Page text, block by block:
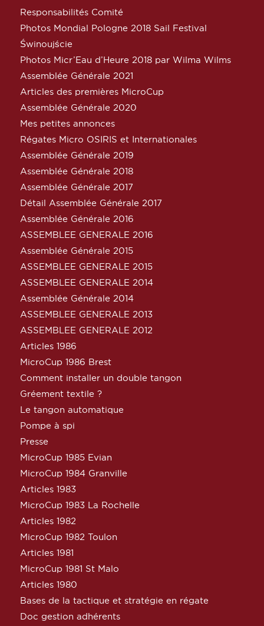
Responsabilités Comité
Photos Mondial Pologne 2018 Sail Festival
Świnoujście
Photos Micr’Eau d’Heure 2018 par Wilma Wilms
Assemblée Générale 2021
Articles des premières MicroCup
Assemblée Générale 2020
Mes petites annonces
Régates Micro OSIRIS et Internationales
Assemblée Générale 2019
Assemblée Générale 2018
Assemblée Générale 2017
Détail Assemblée Générale 2017
Assemblée Générale 2016
ASSEMBLEE GENERALE 2016
Assemblée Générale 2015
ASSEMBLEE GENERALE 2015
ASSEMBLEE GENERALE 2014
Assemblée Générale 2014
ASSEMBLEE GENERALE 2013
ASSEMBLEE GENERALE 2012
Articles 1986
MicroCup 1986 Brest
Comment installer un double tangon
Gréement textile ?
Le tangon automatique
Pompe à spi
Presse
MicroCup 1985 Evian
MicroCup 1984 Granville
Articles 1983
MicroCup 1983 La Rochelle
Articles 1982
MicroCup 1982 Toulon
Articles 1981
MicroCup 1981 St Malo
Articles 1980
Bases de la tactique et stratégie en régate
Doc gestion adhérents